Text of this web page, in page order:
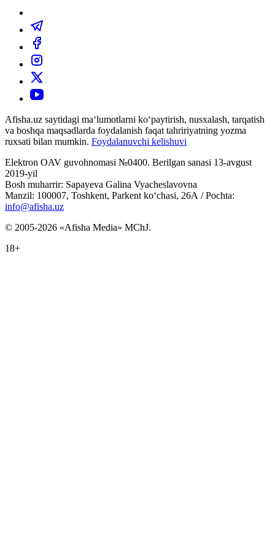
Afisha.uz saytidagi ma‘lumotlarni ko‘paytirish, nusxalash, tarqatish
va boshqa maqsadlarda foydalanish faqat tahririyatning yozma
ruxsati bilan mumkin. Foydalanuvchi kelishuvi
Elektron OAV guvohnomasi №0400. Berilgan sanasi 13-avgust
2019-yil
Bosh muharrir: Sapayeva Galina Vyacheslavovna
Manzil: 100007, Toshkent, Parkent ko‘chasi, 26А / Pochta:
info@afisha.uz
© 2005-2026 «Afisha Media» MChJ.
18+